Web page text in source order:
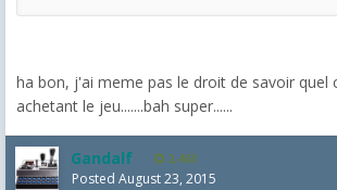
ha bon, j'ai meme pas le droit de savoir quel
achetant le jeu.......bah super......
Gandalf 2,463
Posted August 23, 2015